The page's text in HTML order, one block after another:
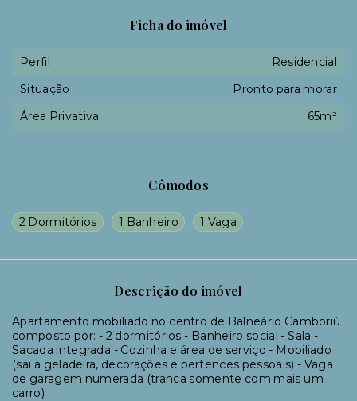
Cômodos
2 Dormitórios 1 Banheiro 1 Vaga
Descrição do imóvel
Apartamento mobiliado no centro de Balneário Camboriú
composto por: - 2 dormitórios - Banheiro social - Sala -
Sacada integrada - Cozinha e área de serviço - Mobiliado
(sai a geladeira, decorações e pertences pessoais) - Vaga
de garagem numerada (tranca somente com mais um
carro)
Ficha do imóvel
Perfil
Residencial
Situação
Pronto para morar
Área Privativa
65m²